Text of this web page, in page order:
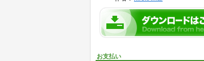
お支払い